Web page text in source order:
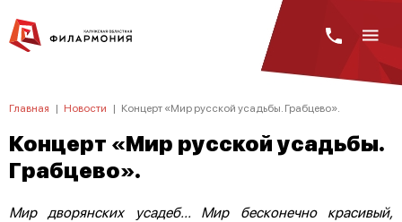
Главная | Новости | Концерт «Мир русской усадьбы. Грабцево».
Концерт «Мир русской усадьбы.
Грабцево».
Мир дворянских усадеб... Мир бесконечно красивый,